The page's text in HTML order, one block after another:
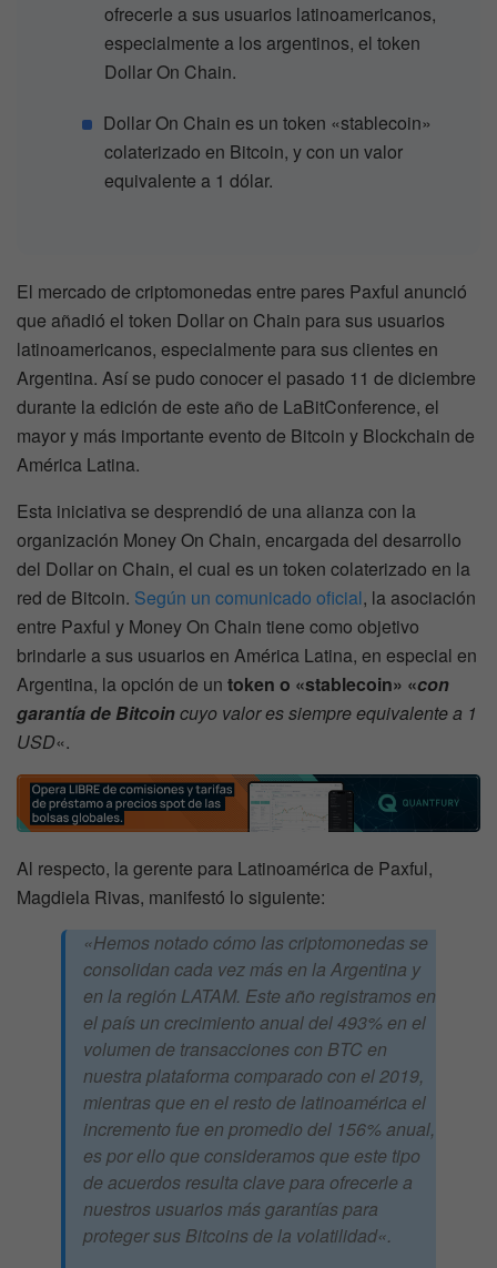
ofrecerle a sus usuarios latinoamericanos,
especialmente a los argentinos, el token
Dollar On Chain.
Dollar On Chain es un token «stablecoin»
colaterizado en Bitcoin, y con un valor
equivalente a 1 dólar.
El mercado de criptomonedas entre pares Paxful anunció
que añadió el token Dollar on Chain para sus usuarios
latinoamericanos, especialmente para sus clientes en
Argentina. Así se pudo conocer el pasado 11 de diciembre
durante la edición de este año de LaBitConference, el
mayor y más importante evento de Bitcoin y Blockchain de
América Latina.
Esta iniciativa se desprendió de una alianza con la
organización Money On Chain, encargada del desarrollo
del Dollar on Chain, el cual es un token colaterizado en la
red de Bitcoin. Según un comunicado oficial, la asociación
entre Paxful y Money On Chain tiene como objetivo
brindarle a sus usuarios en América Latina, en especial en
Argentina, la opción de un token o «stablecoin» «con
garantía de Bitcoincuyo valor es siempre equivalente a 1
USD«.
Al respecto, la gerente para Latinoamérica de Paxful,
Magdiela Rivas, manifestó lo siguiente:
«Hemos notado cómo las criptomonedas se
consolidan cada vez más en la Argentina y
en la región LATAM. Este año registramos en
el país un crecimiento anual del 493% en el
volumen de transacciones con BTC en
nuestra plataforma comparado con el 2019,
mientras que en el resto de latinoamérica el
incremento fue en promedio del 156% anual,
es por ello que consideramos que este tipo
de acuerdos resulta clave para ofrecerle a
nuestros usuarios más garantías para
proteger sus Bitcoins de la volatilidad«.